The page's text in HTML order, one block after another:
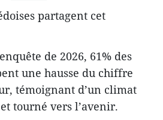
partagent cet
de 2026, 61% des
une hausse du chiffre
témoignant d’un climat
tourné vers l’avenir.